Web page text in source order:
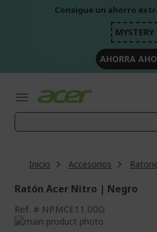
Consigue un ahorro
MYSTERY
AHORRA
Inicio Accesorios
Ratón Acer Nitro | Negro
Ref. NP.MCE11.00G
Saltar